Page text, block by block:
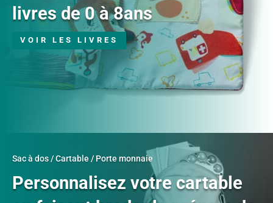
livres de 0 à 8ans
VOIR LES LIVRES
Sac à dos / Cartable / Porte monnaie
Personnalisez votre cartable